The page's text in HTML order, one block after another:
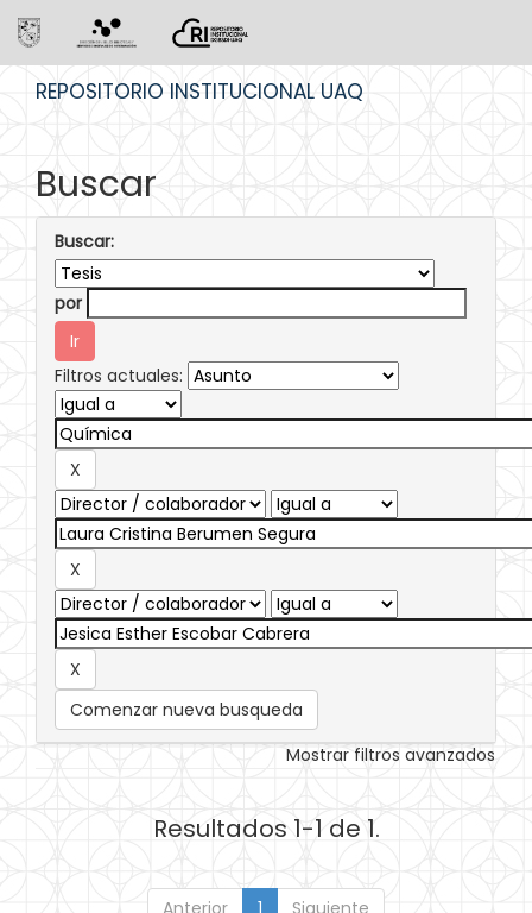
REPOSITORIO INSTITUCIONAL UAQ
Buscar
Buscar:
por
Filtros actuales:
Comenzar nueva busqueda
Mostrar filtros avanzados
Resultados 1-1 de 1.
Anterior 1 Siguiente